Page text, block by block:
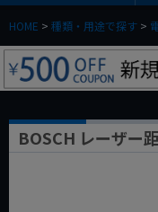
HOME 種類・用途で探す
BOSCH レーザー